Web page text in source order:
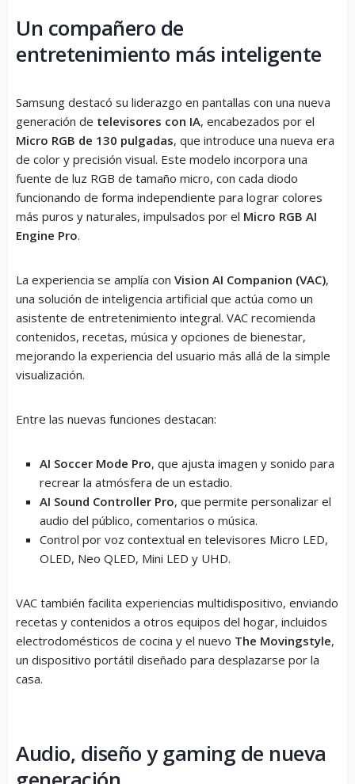
Un compañero de
entretenimiento más inteligente
Samsung destacó su liderazgo en pantallas con una nueva
generación de televisores con IA, encabezados por el
Micro RGB de 130 pulgadas, que introduce una nueva era
de color y precisión visual. Este modelo incorpora una
fuente de luz RGB de tamaño micro, con cada diodo
funcionando de forma independiente para lograr colores
más puros y naturales, impulsados por el Micro RGB AI
Engine Pro.
La experiencia se amplía con Vision AI Companion (VAC),
una solución de inteligencia artificial que actúa como un
asistente de entretenimiento integral. VAC recomienda
contenidos, recetas, música y opciones de bienestar,
mejorando la experiencia del usuario más allá de la simple
visualización.
Entre las nuevas funciones destacan:
AI Soccer Mode Pro, que ajusta imagen y sonido para
recrear la atmósfera de un estadio.
AI Sound Controller Pro, que permite personalizar el
audio del público, comentarios o música.
Control por voz contextual en televisores Micro LED,
OLED, Neo QLED, Mini LED y UHD.
VAC también facilita experiencias multidispositivo, enviando
recetas y contenidos a otros equipos del hogar, incluidos
electrodomésticos de cocina y el nuevo The Movingstyle,
un dispositivo portátil diseñado para desplazarse por la
casa.
Audio, diseño y gaming de nueva